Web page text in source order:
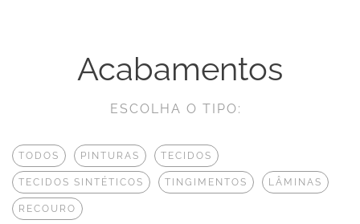
Acabamentos
ESCOLHA O TIPO:
TODOS PINTURAS TECIDOS
TECIDOS SINTÉTICOS TINGIMENTOS LÂMINAS
RECOURO